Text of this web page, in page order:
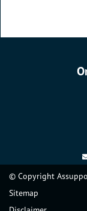
© Copyright
Sitemap